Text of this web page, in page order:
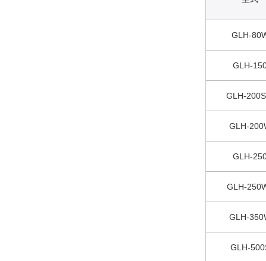
GLH-
GLH-
GLH-
GLH-
GLH-
GLH-
GLH-
GLH-